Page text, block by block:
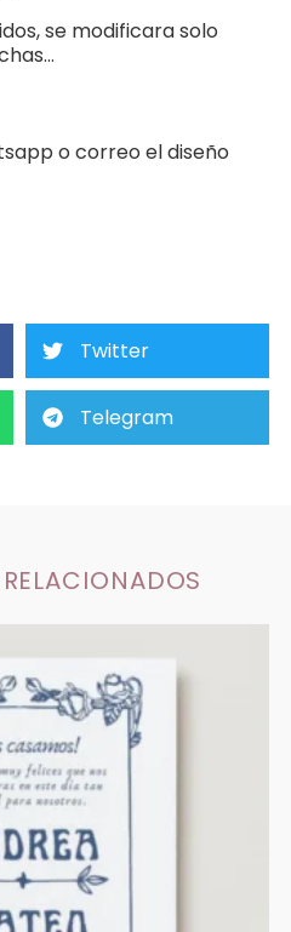
se modificara solo
o correo el diseño
Twitter
Telegram